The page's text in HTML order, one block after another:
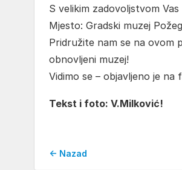
S velikim zadovoljstvom
Mjesto: Gradski muzej
Pridružite nam se na ovom
obnovljeni muzej!
Vidimo se – objavljeno je
Tekst i foto: V.Milković!
← Nazad